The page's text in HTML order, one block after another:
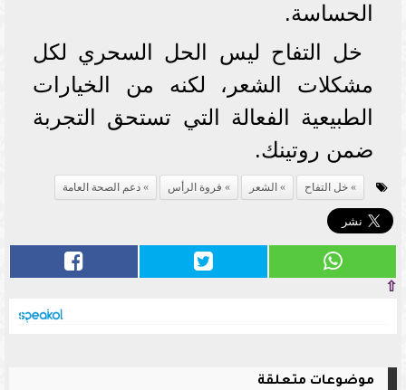
الحساسة.
خل التفاح ليس الحل السحري لكل
مشكلات الشعر، لكنه من الخيارات
الطبيعية الفعالة التي تستحق التجربة
ضمن روتينك.
خل التفاح الشعر فروة الرأس دعم الصحة العامة
⇧
موضوعات متعلقة